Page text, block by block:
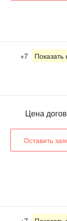
+7
Цена
Оставить